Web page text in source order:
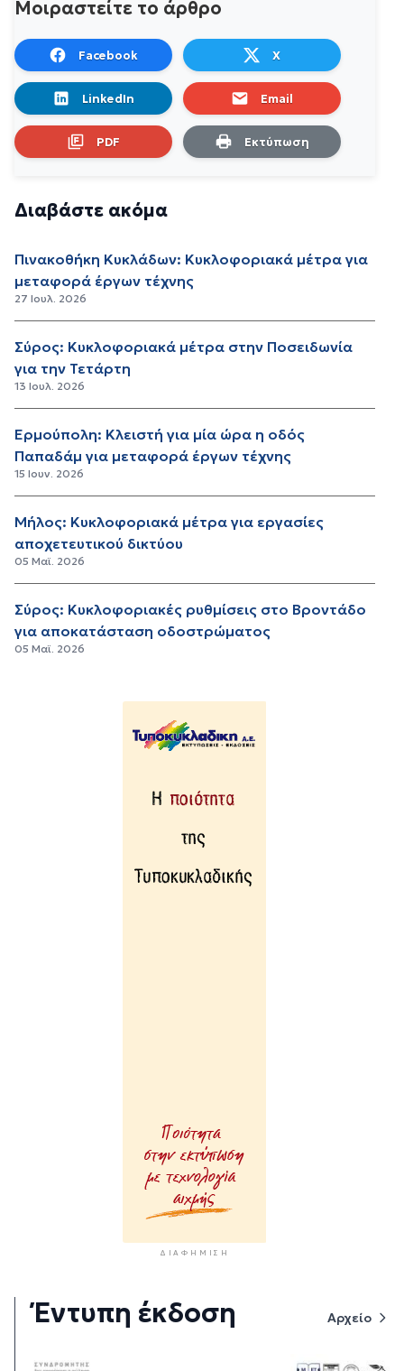
Μοιραστείτε το άρθρο
Facebook X
LinkedIn Email
PDF Εκτύπωση
Διαβάστε ακόμα
Πινακοθήκη Κυκλάδων: Κυκλοφοριακά μέτρα για
μεταφορά έργων τέχνης
27 Ιουλ. 2026
Σύρος: Κυκλοφοριακά μέτρα στην Ποσειδωνία
για την Τετάρτη
13 Ιουλ. 2026
Ερμούπολη: Κλειστή για μία ώρα η οδός
Παπαδάμ για μεταφορά έργων τέχνης
15 Ιουν. 2026
Μήλος: Κυκλοφοριακά μέτρα για εργασίες
αποχετευτικού δικτύου
05 Μαϊ. 2026
Σύρος: Κυκλοφοριακές ρυθμίσεις στο Βροντάδο
για αποκατάσταση οδοστρώματος
05 Μαϊ. 2026
ΔΙΑΦΉΜΙΣΗ
Έντυπη έκδοση Αρχείο